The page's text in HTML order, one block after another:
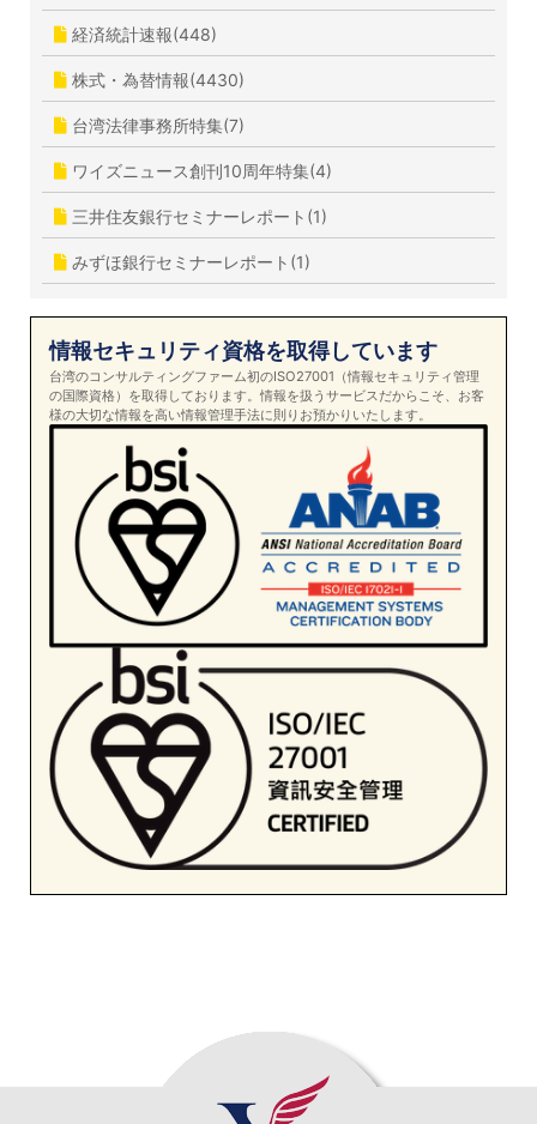
経済統計速報(448)
株式・為替情報(4430)
台湾法律事務所特集(7)
ワイズニュース創刊10周年特集(4)
三井住友銀行セミナーレポート(1)
みずほ銀行セミナーレポート(1)
情報セキュリティ資格を取得しています
台湾のコンサルティングファーム初のISO27001（情報セキュリティ管理
の国際資格）を取得しております。情報を扱うサービスだからこそ、お客
様の大切な情報を高い情報管理手法に則りお預かりいたします。